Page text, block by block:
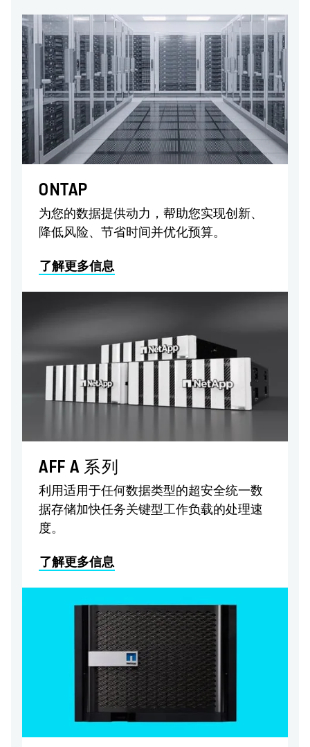
ONTAP
为您的数据提供动力，帮助您实现创新、
降低风险、节省时间并优化预算。
了解更多信息
AFF A 系列
利用适用于任何数据类型的超安全统一数
据存储加快任务关键型工作负载的处理速
度。
了解更多信息